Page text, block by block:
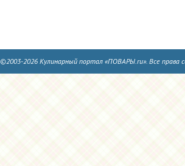
©2003-2026 Кулинарный портал «ПОВАРЫ.ru». Все права